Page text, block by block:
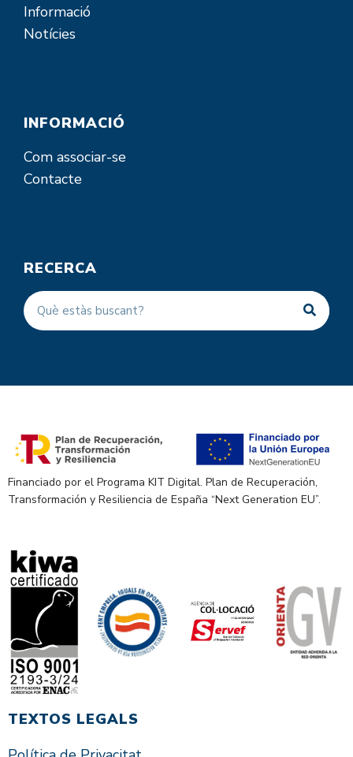
Informació
Notícies
INFORMACIÓ
Com associar-se
Contacte
RECERCA
Financiado por el Programa KIT Digital. Plan de Recuperación,
Transformación y Resiliencia de España “Next Generation EU”.
TEXTOS LEGALS